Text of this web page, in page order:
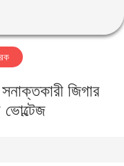
জিগার